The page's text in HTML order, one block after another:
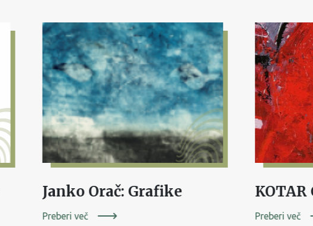
Janko Orač: Grafike
Preberi več Preberi več